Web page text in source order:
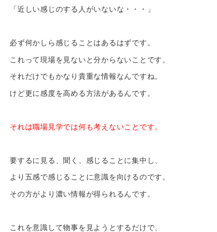
「近しい感じのする人がいないな・・・」
必ず何かしら感じることはあるはずです。
これって現場を見ないと分からないことです。
それだけでもかなり貴重な情報なんですね。
けど更に感度を高める方法があるんです。
それは職場見学では何も考えないことです。
要するに見る、聞く、感じることに集中し、
より五感で感じることに意識を向けるのです。
その方がより濃い情報が得られるんです。
これを意識して物事を見ようとするだけで、